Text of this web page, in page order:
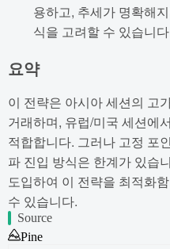
용하고, 추세가 명확해
식을 고려할 수 있습니
요약
이 전략은 아시아 세션의 고
거래하며, 유럽/미국 세션에
적합합니다. 그러나 고정 포
파 진입 방식은 한계가 있습
도입하여 이 전략을 최적화
수 있습니다.
Source
Pine